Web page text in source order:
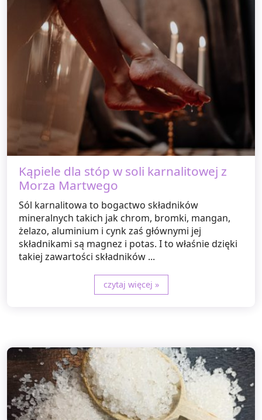
Kąpiele dla stóp w soli karnalitowej z
Morza Martwego
Sól karnalitowa to bogactwo składników
mineralnych takich jak chrom, bromki, mangan,
żelazo, aluminium i cynk zaś głównymi jej
składnikami są magnez i potas. I to właśnie dzięki
takiej zawartości składników ...
czytaj więcej »